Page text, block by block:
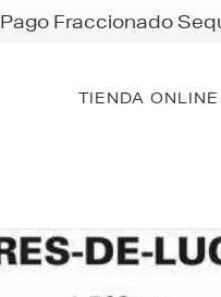
Pago Fraccionado
TIENDA ONLINE